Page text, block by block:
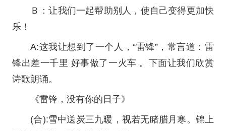
Ｂ：让我们一起帮助别人，使自己变得更加快
乐！
A:这我让想到了一个人，“雷锋”，常言道：雷
锋出差一千里 好事做了一火车 。下面让我们欣赏
诗歌朗诵。
《雷锋，没有你的日子》
(合):雪中送炭三九暖，视若无睹腊月寒。锦上